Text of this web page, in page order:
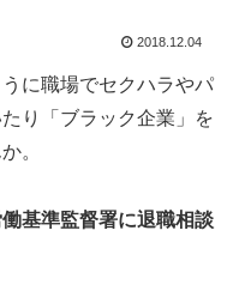
2018.12.04
に職場でセクハラやパ
り「ブラック企業」を
。
基準監督署に退職相談